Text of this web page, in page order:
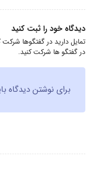
دیدگاه خود را ثبت کنید
تمایل دارید در گفتگوها شرکت
در گفتگو ها شرکت کنید.
برای نوشتن دیدگاه